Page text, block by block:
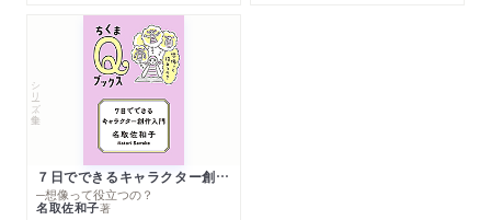
シリーズ・全集
７日でできるキャラクター創作入門
─想像って役立つの？
名取佐和子著